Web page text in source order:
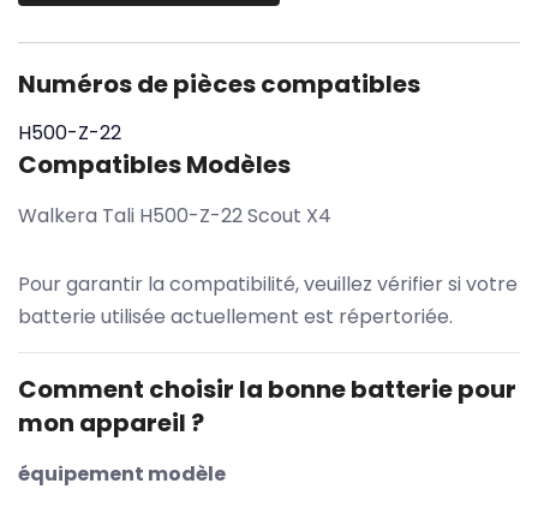
Numéros de pièces compatibles
H500-Z-22
Compatibles Modèles
Walkera Tali H500-Z-22 Scout X4
Pour garantir la compatibilité, veuillez vérifier si votre
batterie utilisée actuellement est répertoriée.
Comment choisir la bonne batterie pour
mon appareil ?
équipement modèle